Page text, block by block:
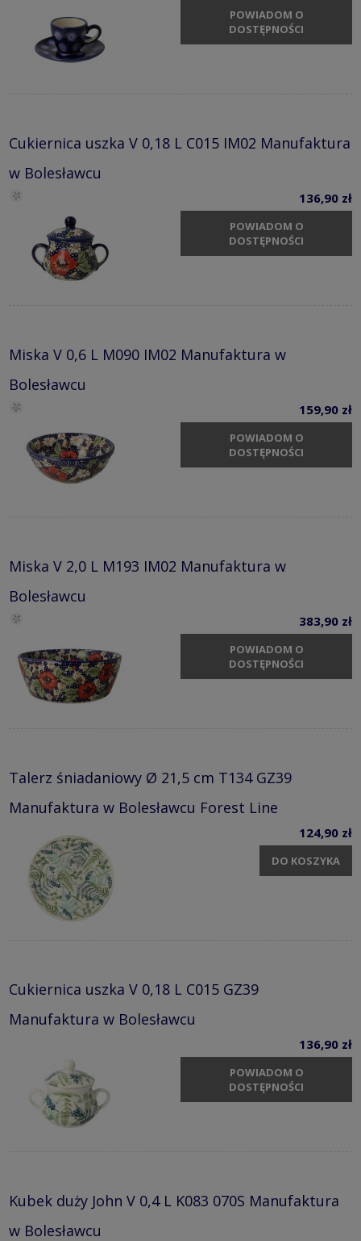
POWIADOM O
DOSTĘPNOŚCI
Cukiernica uszka V 0,18 L C015 IM02 Manufaktura
w Bolesławcu
136,90 zł
POWIADOM O
DOSTĘPNOŚCI
Miska V 0,6 L M090 IM02 Manufaktura w
Bolesławcu
159,90 zł
POWIADOM O
DOSTĘPNOŚCI
Miska V 2,0 L M193 IM02 Manufaktura w
Bolesławcu
383,90 zł
POWIADOM O
DOSTĘPNOŚCI
Talerz śniadaniowy Ø 21,5 cm T134 GZ39
Manufaktura w Bolesławcu Forest Line
124,90 zł
DO KOSZYKA
Cukiernica uszka V 0,18 L C015 GZ39
Manufaktura w Bolesławcu
136,90 zł
POWIADOM O
DOSTĘPNOŚCI
Kubek duży John V 0,4 L K083 070S Manufaktura
w Bolesławcu